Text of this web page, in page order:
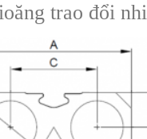
trao đổi